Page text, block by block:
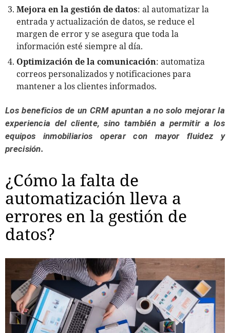
Mejora en la gestión de datos: al automatizar la
entrada y actualización de datos, se reduce el
margen de error y se asegura que toda la
información esté siempre al día.
Optimización de la comunicación: automatiza
correos personalizados y notificaciones para
mantener a los clientes informados.
Los beneficios de un CRM apuntan a no solo mejorar la
experiencia del cliente, sino también a permitir a los
equipos inmobiliarios operar con mayor fluidez y
precisión.
¿Cómo la falta de
automatización lleva a
errores en la gestión de
datos?